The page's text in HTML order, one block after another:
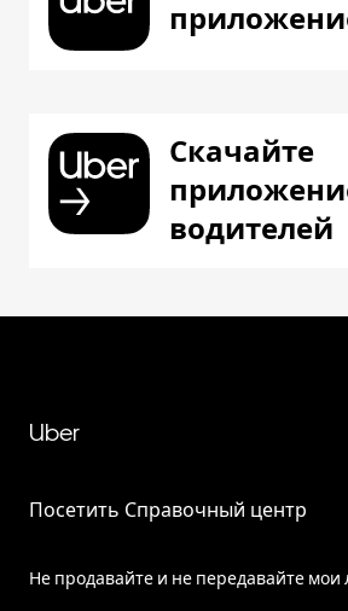
Скачайте
водителей
Uber
Посетить Справочный центр
Не продавайте и не передавайте